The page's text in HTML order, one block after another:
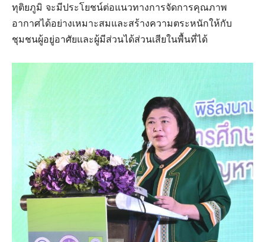
ทุติยภูมิ จะมีประโยชน์ต่อแนวทางการจัดการคุณภาพ
อากาศได้อย่างเหมาะสมและสร้างความตระหนักให้กับ
ชุมชนผู้อยู่อาศัยและผู้มีส่วนได้ส่วนเสียในพื้นที่ได้